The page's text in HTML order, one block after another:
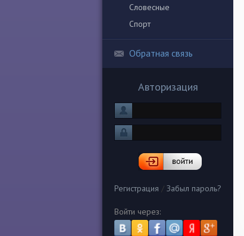
Словесные
Спорт
Обратная связь
Авторизация
Регистрация / Забыл пароль?
Войти через: